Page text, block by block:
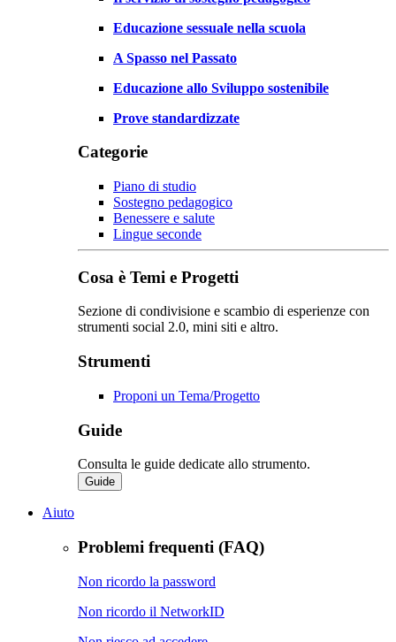
Educazione sessuale nella scuola
A Spasso nel Passato
Educazione allo Sviluppo sostenibile
Prove standardizzate
Categorie
Piano di studio
Sostegno pedagogico
Benessere e salute
Lingue seconde
Cosa è Temi e Progetti
Sezione di condivisione e scambio di esperienze con
strumenti social 2.0, mini siti e altro.
Strumenti
Proponi un Tema/Progetto
Guide
Consulta le guide dedicate allo strumento.
Guide
Aiuto
Problemi frequenti (FAQ)
Non ricordo la password
Non ricordo il NetworkID